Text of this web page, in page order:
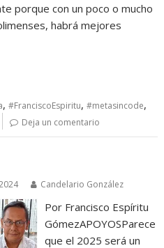
porque con un poco o mucho
habrá mejores
,#FranciscoEspiritu,#metasincode,
Deja un comentario
Candelario González
Por Francisco Espíritu
GómezAPOYOSParece
que el 2025 será un